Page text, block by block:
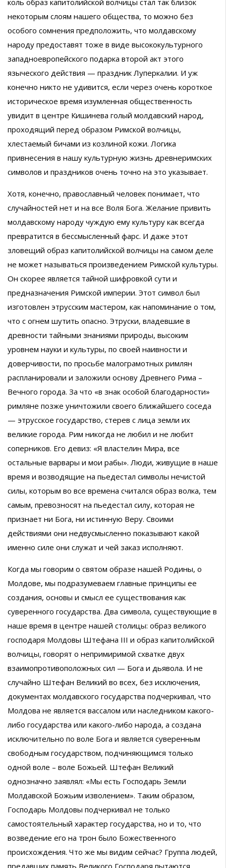
некоторым слоям нашего общества, то можно без
особого сомнения предположить, что молдавскому
народу предоставят тоже в виде высококультурного
западноевропейского подарка второй акт этого
языческого действия — праздник Луперкалии. И уж
конечно никто не удивится, если через очень короткое
историческое время изумленная общественность
увидит в центре Кишинева голый молдавский народ,
проходящий перед образом Римской волчицы,
хлестаемый бичами из козлиной кожи. Логика
привнесения в нашу культурную жизнь древнеримских
символов и праздников очень точно на это указывает.
Хотя, конечно, православный человек понимает, что
случайностей нет и на все Воля Бога. Желание привить
молдавскому народу чуждую ему культуру как всегда
превратится в бессмысленный фарс. И даже этот
зловещий образ капитолийской волчицы на самом деле
не может называться произведением Римской культуры.
Он скорее является тайной шифровкой сути и
предназначения Римской империи. Этот символ был
изготовлен этрусским мастером, как напоминание о том,
что с огнем шутить опасно. Этруски, владевшие в
древности тайными знаниями природы, высоким
уровнем науки и культуры, по своей наивности и
доверчивости, по просьбе малограмотных римлян
распланировали и заложили основу Древнего Рима –
Вечного города. За что «в знак особой благодарности»
римляне позже уничтожили своего ближайшего соседа
— этрусское государство, стерев с лица земли их
великие города. Рим никогда не любил и не любит
соперников. Его девиз: «Я властелин Мира, все
остальные варвары и мои рабы». Люди, живущие в наше
время и возводящие на пьедестал символы нечистой
силы, которым во все времена считался образ волка, тем
самым, превозносят на пьедестал силу, которая не
признает ни Бога, ни истинную Веру. Своими
действиями они недвусмысленно показывают какой
именно силе они служат и чей заказ исполняют.
Когда мы говорим о святом образе нашей Родины, о
Молдове, мы подразумеваем главные принципы ее
создания, основы и смысл ее существования как
суверенного государства. Два символа, существующие в
наше время в центре нашей столицы: образ великого
господаря Молдовы Штефана III и образ капитолийской
волчицы, говорят о непримиримой схватке двух
взаимопротивоположных сил — Бога и дьявола. И не
случайно Штефан Великий во всех, без исключения,
документах молдавского государства подчеркивал, что
Молдова не является вассалом или наследником какого-
либо государства или какого-либо народа, а создана
исключительно по воле Бога и является суверенным
свободным государством, подчиняющимся только
одной воле – воле Божьей. Штефан Великий
однозначно заявлял: «Мы есть Господарь Земли
Молдавской Божьим изволением». Таким образом,
Господарь Молдовы подчеркивал не только
самостоятельный характер государства, но и то, что
возведение его на трон было Божественного
происхождения. Что же мы видим сейчас? Группа людей,
предавших память Великого Господаря пытаются